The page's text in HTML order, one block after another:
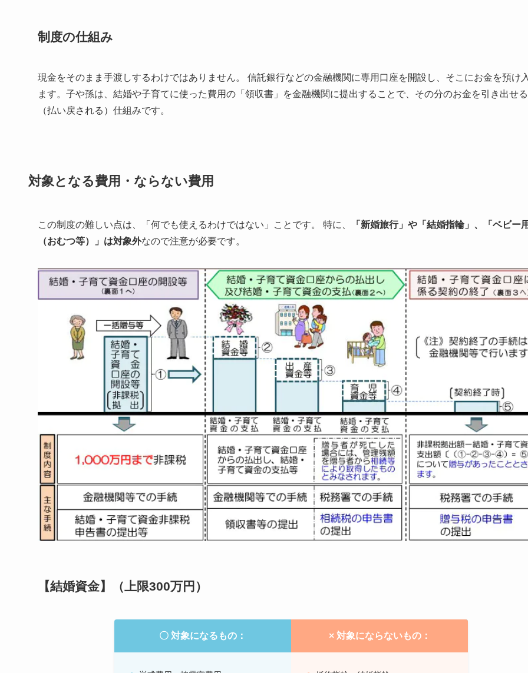
制度の仕組み
現金をそのまま手渡しするわけではありません。 信託銀行などの金融機関に専用口座を開設し、そこにお金を預け
ます。子や孫は、結婚や子育てに使った費用の「領収書」を金融機関に提出することで、その分のお金を引き出せる
（払い戻される）仕組みです。
対象となる費用・ならない費用
この制度の難しい点は、「何でも使えるわけではない」ことです。 特に、
「新婚旅行」や「結婚指輪」、「ベビー
（おむつ等）」は対象外なので注意が必要です。
【結婚資金】（上限300万円）
〇 対象になるもの： × 対象にならないもの：